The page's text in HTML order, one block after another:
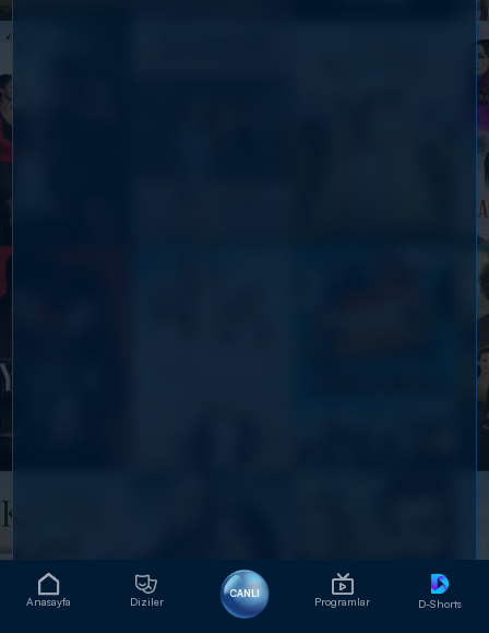
Anasayfa Diziler
CANLI
Programlar D-Shorts